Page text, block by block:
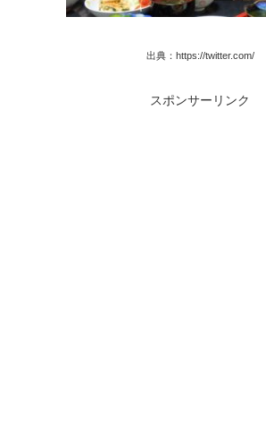
出典：https://twitter.com/
スポンサーリンク